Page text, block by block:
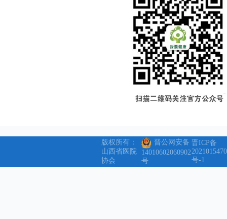
版权所有：
山西省医院
协会
晋公网安备
14010602060902
号
晋ICP备
2021015470
号-1